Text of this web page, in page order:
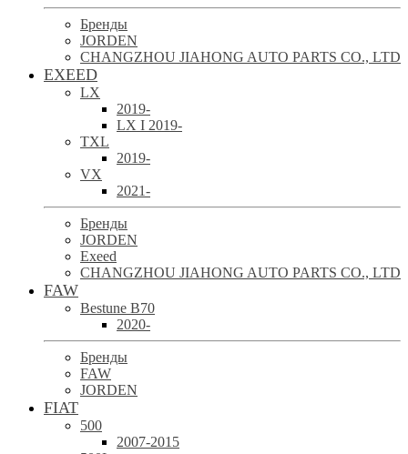
Бренды
JORDEN
CHANGZHOU JIAHONG AUTO PARTS CO., LTD
EXEED
LX
2019-
LX I 2019-
TXL
2019-
VX
2021-
Бренды
JORDEN
Exeed
CHANGZHOU JIAHONG AUTO PARTS CO., LTD
FAW
Bestune B70
2020-
Бренды
FAW
JORDEN
FIAT
500
2007-2015